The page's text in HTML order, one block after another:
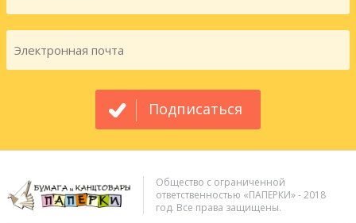
Подписаться
Общество с ограниченной
ответственностью «ПАПЕРКИ» - 2018
год. Все права защищены.